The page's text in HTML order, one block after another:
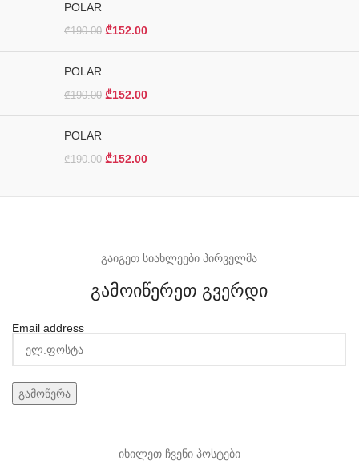
POLAR
₾190.00 ₾152.00
POLAR
₾190.00 ₾152.00
POLAR
₾190.00 ₾152.00
გაიგეთ სიახლეები პირველმა
გამოიწერეთ გვერდი
Email address
იხილეთ ჩვენი პოსტები